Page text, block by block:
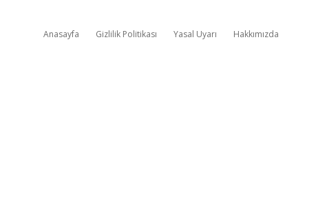
Anasayfa Gizlilik Politikası Yasal Uyarı Hakkımızda